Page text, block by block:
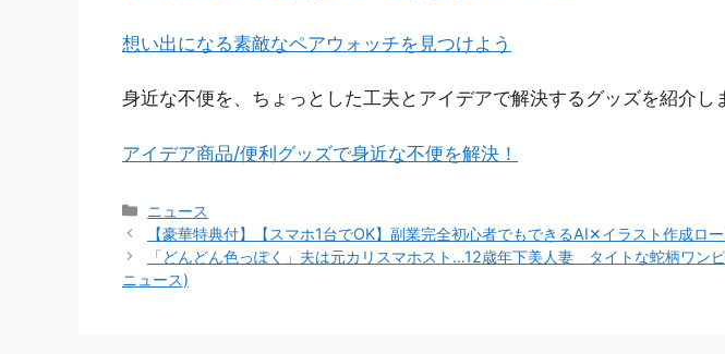
想い出になる素敵なペアウォッチを見つけよう
身近な不便を、ちょっとした工夫とアイデアで解決するグッズを紹介し
アイデア商品/便利グッズで身近な不便を解決！
カ
テ
ゴ
リ
ニュース
【豪華特典付】【スマホ1台でOK】副業完全初心者でもできるAI✕イラスト作成ロ
「どんどん色っぽく」夫は元カリスマホスト…12歳年下美人妻 タイトな蛇柄ワン
ニュース)